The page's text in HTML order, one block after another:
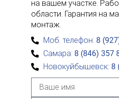
на вашем участке.
области. Гарантия на
монтаж.
Моб. телефон: 8
Самара: 8 (846) 357
Новокуйбышевск: 8